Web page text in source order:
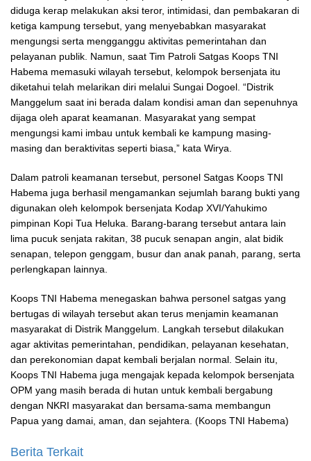
diduga kerap melakukan aksi teror, intimidasi, dan pembakaran di
ketiga kampung tersebut, yang menyebabkan masyarakat
mengungsi serta mengganggu aktivitas pemerintahan dan
pelayanan publik. Namun, saat Tim Patroli Satgas Koops TNI
Habema memasuki wilayah tersebut, kelompok bersenjata itu
diketahui telah melarikan diri melalui Sungai Dogoel. “Distrik
Manggelum saat ini berada dalam kondisi aman dan sepenuhnya
dijaga oleh aparat keamanan. Masyarakat yang sempat
mengungsi kami imbau untuk kembali ke kampung masing-
masing dan beraktivitas seperti biasa,” kata Wirya.
Dalam patroli keamanan tersebut, personel Satgas Koops TNI
Habema juga berhasil mengamankan sejumlah barang bukti yang
digunakan oleh kelompok bersenjata Kodap XVI/Yahukimo
pimpinan Kopi Tua Heluka. Barang-barang tersebut antara lain
lima pucuk senjata rakitan, 38 pucuk senapan angin, alat bidik
senapan, telepon genggam, busur dan anak panah, parang, serta
perlengkapan lainnya.
Koops TNI Habema menegaskan bahwa personel satgas yang
bertugas di wilayah tersebut akan terus menjamin keamanan
masyarakat di Distrik Manggelum. Langkah tersebut dilakukan
agar aktivitas pemerintahan, pendidikan, pelayanan kesehatan,
dan perekonomian dapat kembali berjalan normal. Selain itu,
Koops TNI Habema juga mengajak kepada kelompok bersenjata
OPM yang masih berada di hutan untuk kembali bergabung
dengan NKRI masyarakat dan bersama-sama membangun
Papua yang damai, aman, dan sejahtera. (Koops TNI Habema)
Berita Terkait